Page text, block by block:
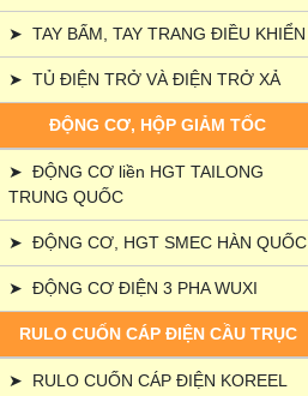
➤ TAY BẤM, TAY TRANG ĐIỀU KHIỂN
➤ TỦ ĐIỆN TRỞ VÀ ĐIỆN TRỞ XẢ
ĐỘNG CƠ, HỘP GIẢM TỐC
➤ ĐỘNG CƠ liền HGT TAILONG
TRUNG QUỐC
➤ ĐỘNG CƠ, HGT SMEC HÀN QUỐC
➤ ĐỘNG CƠ ĐIỆN 3 PHA WUXI
RULO CUỐN CÁP ĐIỆN CẦU TRỤC
➤ RULO CUỐN CÁP ĐIỆN KOREEL